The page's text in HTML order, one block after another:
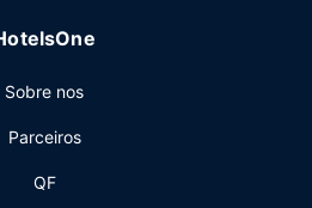
e de 12 salas de reuniões,
Sobre nos
Parceiros
QF